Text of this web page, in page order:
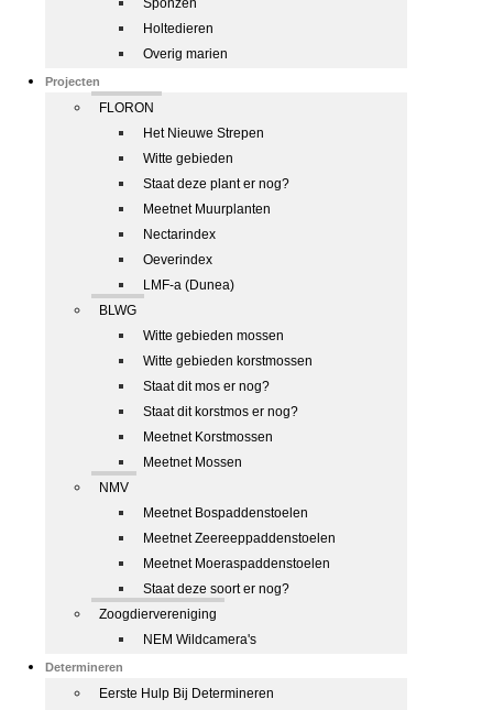
Sponzen
Holtedieren
Overig marien
Projecten
FLORON
Het Nieuwe Strepen
Witte gebieden
Staat deze plant er nog?
Meetnet Muurplanten
Nectarindex
Oeverindex
LMF-a (Dunea)
BLWG
Witte gebieden mossen
Witte gebieden korstmossen
Staat dit mos er nog?
Staat dit korstmos er nog?
Meetnet Korstmossen
Meetnet Mossen
NMV
Meetnet Bospaddenstoelen
Meetnet Zeereeppaddenstoelen
Meetnet Moeraspaddenstoelen
Staat deze soort er nog?
Zoogdiervereniging
NEM Wildcamera's
Determineren
Eerste Hulp Bij Determineren